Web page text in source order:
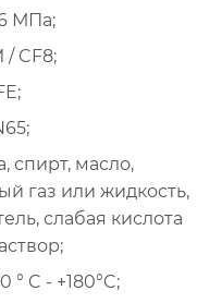
МПа;
/ CF8;
спирт, масло,
газ или жидкость,
слабая кислота
° C - +180°C;